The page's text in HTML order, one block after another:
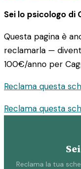
Sei lo psicologo di
Questa pagina è
reclamarla —
100€/anno per
Reclama questa
Reclama questa
Reclama la tua